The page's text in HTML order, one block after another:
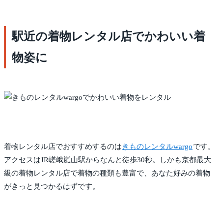
駅近の着物レンタル店でかわいい着
物姿に
着物レンタル店でおすすめするのはきものレンタルwargoです。
アクセスはJR嵯峨嵐山駅からなんと徒歩30秒。しかも京都最大
級の着物レンタル店で着物の種類も豊富で、あなた好みの着物
がきっと見つかるはずです。